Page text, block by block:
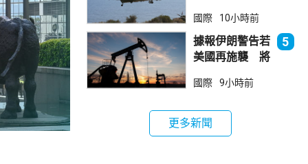
全事件
國際 10小時前
據報伊朗警告若
美國再施襲 將
能源設施
5
國際 9小時前
更多新聞